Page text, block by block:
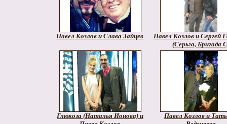
Павел Козлов и Слава Зайцев
Павел Козлов и Сергей
(Серьга, Бригада
Глюкоза (Наталья Ионова) и
Павел Козлов и